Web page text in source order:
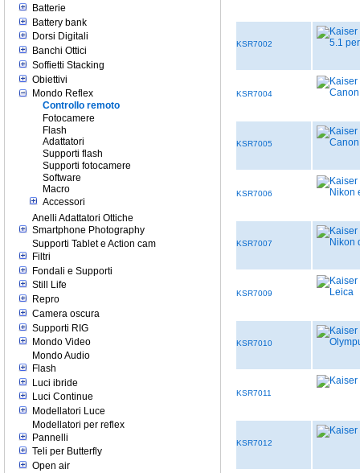
Batterie
Battery bank
Dorsi Digitali
Banchi Ottici
Soffietti Stacking
Obiettivi
Mondo Reflex
Controllo remoto
Fotocamere
Flash
Adattatori
Supporti flash
Supporti fotocamere
Software
Macro
Accessori
Anelli Adattatori Ottiche
Smartphone Photography
Supporti Tablet e Action cam
Filtri
Fondali e Supporti
Still Life
Repro
Camera oscura
Supporti RIG
Mondo Video
Mondo Audio
Flash
Luci ibride
Luci Continue
Modellatori Luce
Modellatori per reflex
Pannelli
Teli per Butterfly
Open air
KSR7002
KSR7004
KSR7005
KSR7006
KSR7007
KSR7009
KSR7010
KSR7011
KSR7012